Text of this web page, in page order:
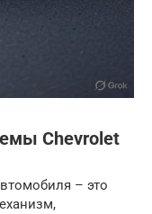
Chevrolet
– это